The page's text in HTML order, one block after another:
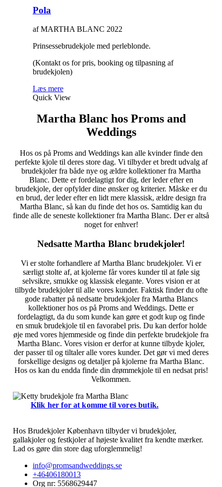
Pola
af MARTHA BLANC 2022
Prinsessebrudekjole med perleblonde.
(Kontakt os for pris, booking og tilpasning af
brudekjolen)
Læs mere
Quick View
Martha Blanc hos Proms and
Weddings
Hos os på Proms and Weddings kan alle kvinder finde den
perfekte kjole til deres store dag. Vi tilbyder et bredt udvalg af
brudekjoler fra både nye og ældre kollektioner fra Martha
Blanc. Dette er fordelagtigt for dig, der leder efter en
brudekjole, der opfylder dine ønsker og kriterier. Måske er du
en brud, der leder efter en lidt mere klassisk, ældre design fra
Martha Blanc, så kan du finde det hos os. Samtidig kan du
finde alle de seneste kollektioner fra Martha Blanc. Der er altså
noget for enhver!
Nedsatte Martha Blanc brudekjoler!
Vi er stolte forhandlere af Martha Blanc brudekjoler. Vi er
særligt stolte af, at kjolerne får vores kunder til at føle sig
selvsikre, smukke og klassisk elegante. Vores vision er at
tilbyde brudekjoler til alle vores kunder. Faktisk finder du ofte
gode rabatter på nedsatte brudekjoler fra Martha Blancs
kollektioner hos os på Proms and Weddings. Dette er
fordelagtigt, da du som kunde kan gøre et godt kup og finde
en smuk brudekjole til en favorabel pris. Du kan derfor holde
øje med vores hjemmeside og finde din perfekte brudekjole fra
Martha Blanc. Vores vision er derfor at kunne tilbyde kjoler,
der passer til og tiltaler alle vores kunder. Det gør vi med deres
forskellige designs og detaljer på kjolerne fra Martha Blanc.
Hos os kan du endda finde din drømmekjole til en nedsat pris!
Velkommen.
Klik her for at komme til vores butik.
Hos Brudekjoler København tilbyder vi brudekjoler,
gallakjoler og festkjoler af højeste kvalitet fra kendte mærker.
Lad os gøre din store dag uforglemmelig!
info@promsandweddings.se
+46406180013
Org nr: 5568629447